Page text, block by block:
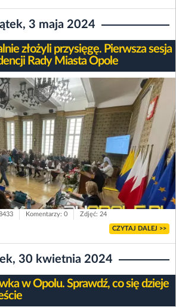
3 maja 2024
złożyli przysięgę. Pierwsza sesja
Rady Miasta Opole
Komentarzy: 0 Zdjęć: 24
CZYTAJ DALEJ >>
30 kwietnia 2024
w Opolu. Sprawdź, co się dzieje